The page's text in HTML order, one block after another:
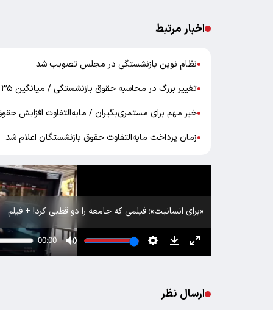
اخبار مرتبط
●نظام نوین بازنشستگی در مجلس تصویب شد
●تغییر بزرگ در محاسبه حقوق بازنشستگی / میانگین ۳۵ سال سابقه جایگزین دو سال آخر شد
●خبر مهم برای مستمری‌بگیران / مابه‌التفاوت افزایش
●زمان پرداخت مابه‌التفاوت حقوق بازنشستگان اعلام شد
«برای انسانیت»؛ فیلمی که جامعه را دو قطبی کرد! + فیلم
ارسال نظر